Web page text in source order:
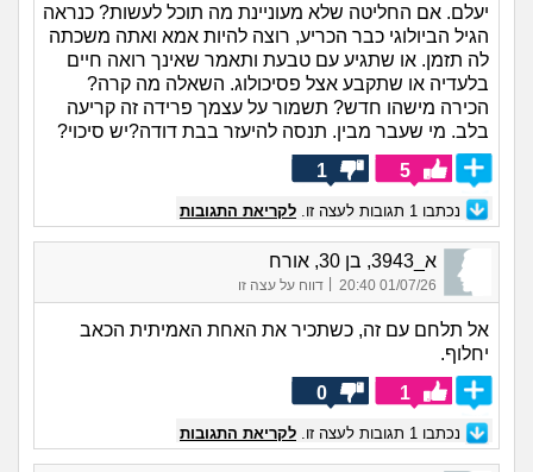
יעלם. אם החליטה שלא מעוניינת מה תוכל לעשות? כנראה
הגיל הביולוגי כבר הכריע, רוצה להיות אמא ואתה משכתה
לה תזמן. או שתגיע עם טבעת ותאמר שאינך רואה חיים
בלעדיה או שתקבע אצל פסיכולוג. השאלה מה קרה?
הכירה מישהו חדש? תשמור על עצמך פרידה זה קריעה
בלב. מי שעבר מבין. תנסה להיעזר בבת דודה?יש סיכוי?
5
1
נכתבו 1 תגובות לעצה זו. לקריאת התגובות
א_3943, בן 30, אורח
01/07/26 20:40
| דווח על עצה זו
אל תלחם עם זה, כשתכיר את האחת האמיתית הכאב
יחלוף.
1
0
נכתבו 1 תגובות לעצה זו. לקריאת התגובות